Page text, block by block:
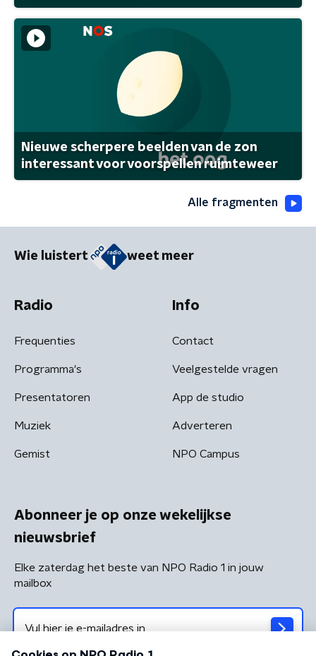
Nieuwe scherpere beelden van de zon
interessant voor voorspellen ruimteweer
Alle fragmenten
Wie luistert weet meer
Radio
Frequenties
Programma's
Presentatoren
Muziek
Gemist
Info
Contact
Veelgestelde vragen
App de studio
Adverteren
NPO Campus
Abonneer je op onze wekelijkse
nieuwsbrief
Elke zaterdag het beste van NPO Radio 1 in jouw
mailbox